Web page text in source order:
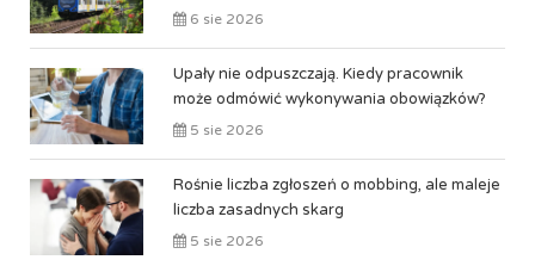
6 sie 2026
Upały nie odpuszczają. Kiedy pracownik
może odmówić wykonywania obowiązków?
5 sie 2026
Rośnie liczba zgłoszeń o mobbing, ale maleje
liczba zasadnych skarg
5 sie 2026